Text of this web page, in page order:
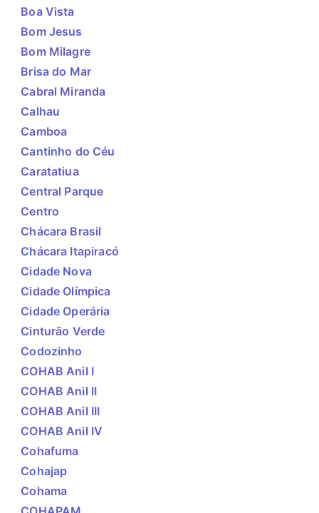
Boa Vista
Bom Jesus
Bom Milagre
Brisa do Mar
Cabral Miranda
Calhau
Camboa
Cantinho do Céu
Caratatiua
Central Parque
Centro
Chácara Brasil
Chácara Itapiracó
Cidade Nova
Cidade Olímpica
Cidade Operária
Cinturão Verde
Codozinho
COHAB Anil I
COHAB Anil II
COHAB Anil III
COHAB Anil IV
Cohafuma
Cohajap
Cohama